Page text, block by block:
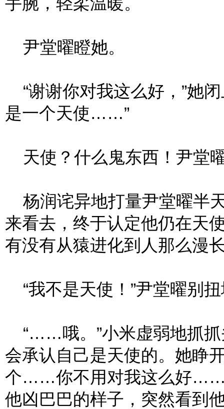
尹堂曜瞪她。
“谢谢你对我这么好，”她
是一个天使……”
天使？什么鬼东西！尹堂
杨润诧异地打量尹堂曜半
来看去，终于认定他仍在天
有没有从猿进化到人那么漫
“我不是天使！”尹堂曜别
“……哦。”小米虚弱地抓抓
会承认自己是天使的。她睁
个……你不用对我这么好
他凶巴巴的样子，突然看到